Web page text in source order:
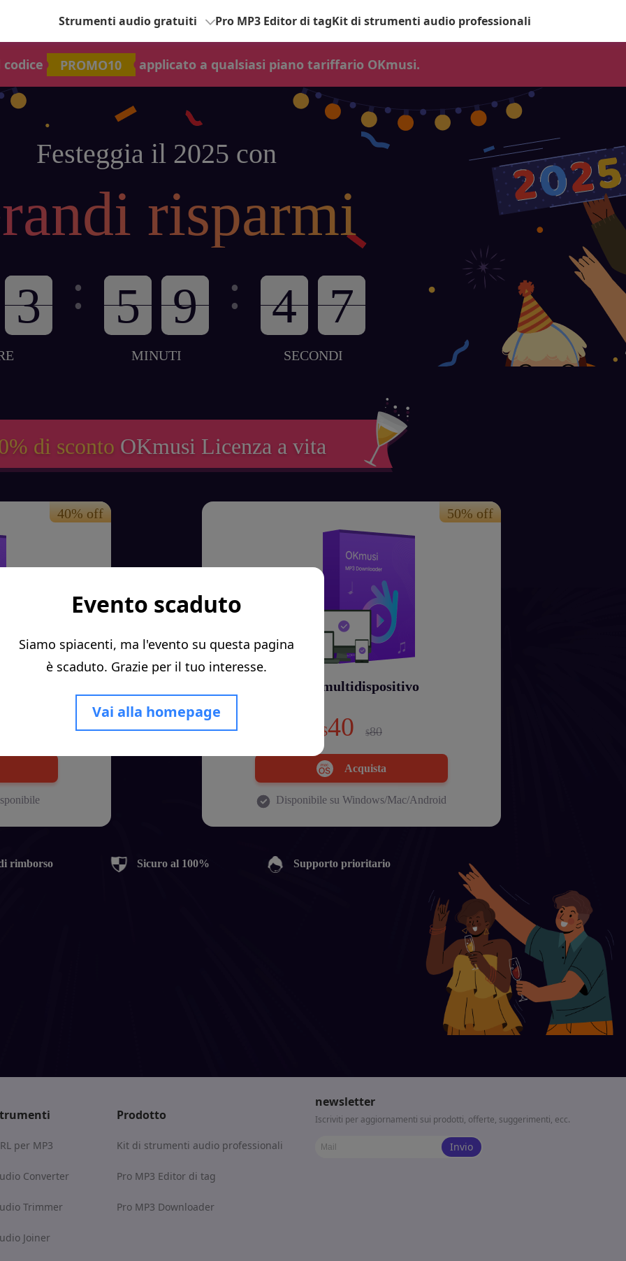
Evento scaduto
Siamo spiacenti, ma l'evento su questa pagina
è scaduto. Grazie per il tuo interesse.
Vai alla homepage
Strumenti audio gratuiti Pro MP3 Editor di tagKit di strumenti audio professionali
PROMO10 applicato a qualsiasi piano tariffario OKmusi.
Festeggia il 2025 con
risparmi
:
MINUTI
:
SECONDI
di sconto OKmusi Licenza a vita
Piano multidispositivo
$40 $80
Acquista
Disponibile su Windows/Mac/Android
rimborso Sicuro al 100% Supporto prioritario
per MP3
Converter
Trimmer
Joiner
Prodotto
Kit di strumenti audio professionali
Pro MP3 Editor di tag
Pro MP3 Downloader
newsletter
Iscriviti per aggiornamenti sui prodotti, offerte, suggerimenti, ecc.
Invio